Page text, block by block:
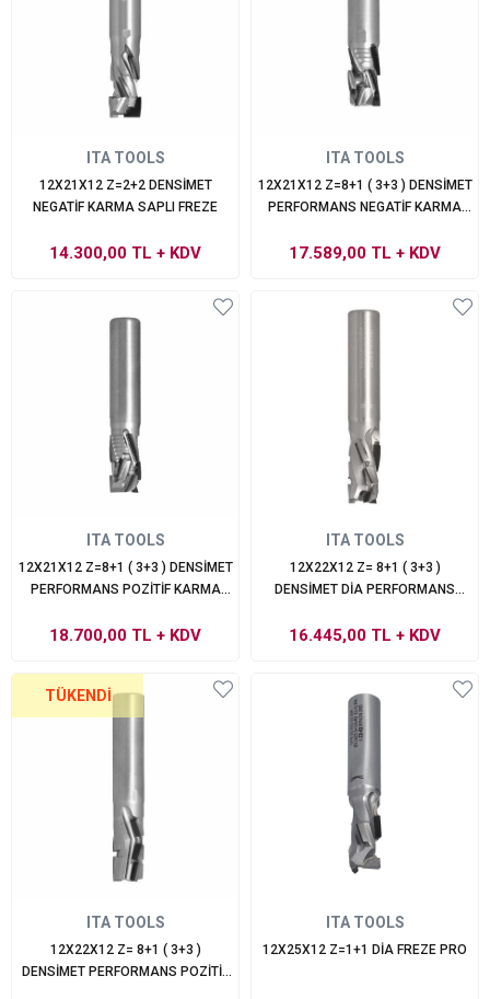
ITA TOOLS
12X21X12 Z=2+2 DENSİMET
NEGATİF KARMA SAPLI FREZE
14.300,00 TL + KDV
ITA TOOLS
12X21X12 Z=8+1 ( 3+3 ) DENSİMET
PERFORMANS NEGATİF KARMA
17.589,00 TL + KDV
ITA TOOLS
12X21X12 Z=8+1 ( 3+3 ) DENSİMET
PERFORMANS POZİTİF KARMA
18.700,00 TL + KDV
ITA TOOLS
12X22X12 Z= 8+1 ( 3+3 )
DENSİMET DİA PERFORMANS
16.445,00 TL + KDV
TÜKENDI
ITA TOOLS
12X22X12 Z= 8+1 ( 3+3 )
DENSİMET PERFORMANS POZİTİF
ITA TOOLS
12X25X12 Z=1+1 DİA FREZE PRO